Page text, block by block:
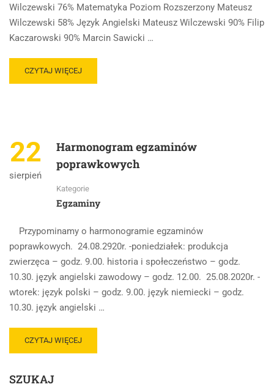
Wilczewski 76% Matematyka Poziom Rozszerzony Mateusz
Wilczewski 58% Język Angielski Mateusz Wilczewski 90% Filip
Kaczarowski 90% Marcin Sawicki …
CZYTAJ WIĘCEJ
22
sierpień
Harmonogram egzaminów
poprawkowych
Kategorie
Egzaminy
Przypominamy o harmonogramie egzaminów
poprawkowych. 24.08.2920r. -poniedziałek: produkcja
zwierzęca – godz. 9.00. historia i społeczeństwo – godz.
10.30. język angielski zawodowy – godz. 12.00. 25.08.2020r. -
wtorek: język polski – godz. 9.00. język niemiecki – godz.
10.30. język angielski …
CZYTAJ WIĘCEJ
SZUKAJ